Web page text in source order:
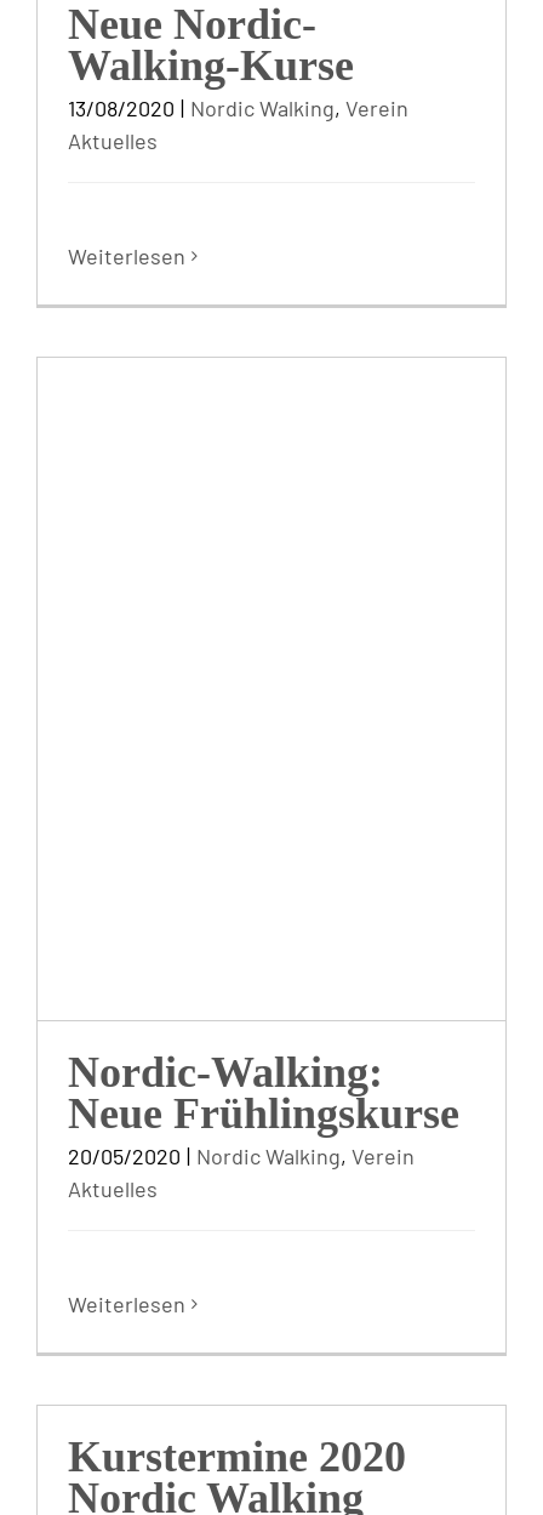
Neue Nordic-
Walking-Kurse
13/08/2020 | Nordic Walking, Verein
Aktuelles
Weiterlesen
Nordic-Walking:
Neue Frühlingskurse
20/05/2020 | Nordic Walking, Verein
Aktuelles
Weiterlesen
Kurstermine 2020
Nordic Walking